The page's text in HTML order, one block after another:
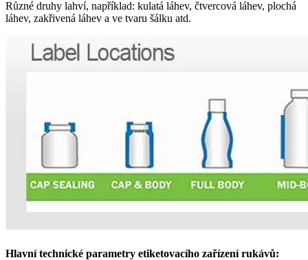
Různé druhy lahví, například: kulatá láhev, čtvercová láhev, plochá
láhev, zakřivená láhev a ve tvaru šálku atd.
Hlavní technické parametry etiketovacího zařízení rukávů: